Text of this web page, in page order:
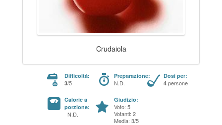
Crudaiola
Difficoltá:
3/5
Preparazione:
N.D.
Dosi per:
4 persone
Calorie a
porzione:
N.D.
Giudizio:
Voto: 5
Votanti: 2
Media: 3/5